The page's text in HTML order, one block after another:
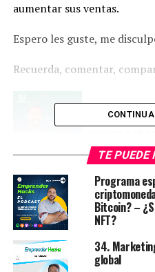
aumentar sus ventas.
Espero les guste, me
Recuerda, comentar,
TE PUEDE
Programa
Bitcoin? –
NFT?
34.
global